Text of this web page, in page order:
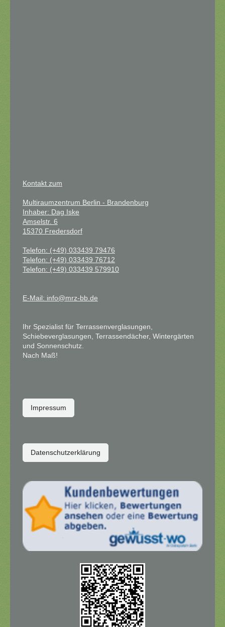
Kontakt zum
Multiraumzentrum Berlin - Brandenburg
Inhaber: Dag Iske
Amselstr. 6
15370 Fredersdorf
Telefon: (+49) 033439 79476
Telefon: (+49) 033439 76712
Telefon: (+49) 033439 579910
E-Mail: info@mrz-bb.de
Ihr Spezialist für Terrassenverglasungen,
Schiebeverglasungen, Terrassendächer, Wintergärten
und Sonnenschutz.
Nach Maß!
Impressum
Datenschutzerklärung